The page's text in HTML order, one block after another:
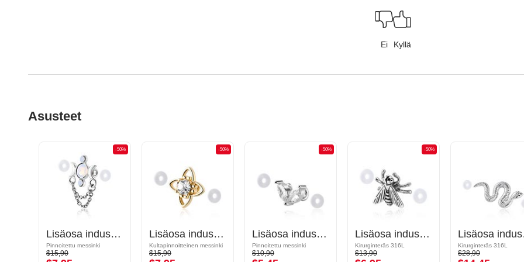
Ei Kyllä
Asusteet
-50%
Lisäosa industrial-barbelliin
Pinnoitettu messinki
$15,90
-50%
Lisäosa industrial-barbelliin kanssa kristallikivi
Kultapinnoitteinen messinki
$15,90
-50%
Lisäosa industrial-barbelliin
Pinnoitettu messinki
$10,90
-50%
Lisäosa industrial-barbelliin
Kirurginteräs 316L
$13,90
Kirurginteräs 316L
$28,90